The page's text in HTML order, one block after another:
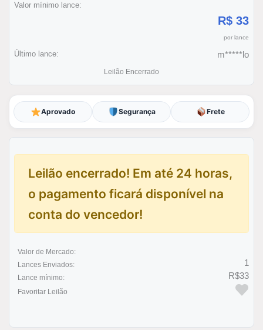
Valor mínimo lance:
R$ 33
por lance
Último lance: m*****lo
Leilão Encerrado
Aprovado Segurança Frete
Leilão encerrado! Em até 24 horas,
o pagamento ficará disponível na
conta do vencedor!
Valor de Mercado:
Lances Enviados:
1
Lance mínimo: R$33
Favoritar Leilão